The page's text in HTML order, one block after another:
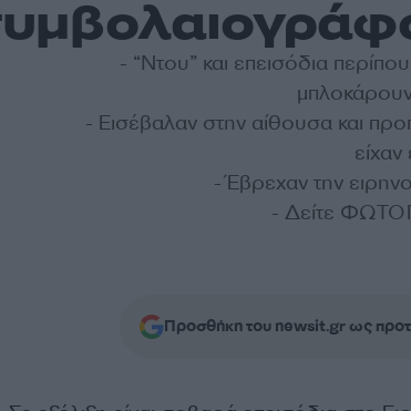
- “Ντου” και επεισόδια
- Εισέβαλαν στην αίθουσα και
είχαν
- Έβρεχαν την
- Δείτε
Προσθήκη του newsit.gr ως